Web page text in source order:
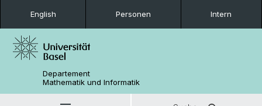
English Personen Intern
Departement
Mathematik und Informatik